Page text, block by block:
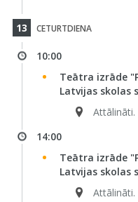
13 CETURTDIENA
10:00
Teātra izrāde
Latvijas skolas
Attālināti.
14:00
Teātra izrāde
Latvijas skolas
Attālināti.